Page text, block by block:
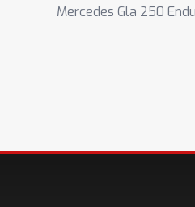
Mercedes Gla 250